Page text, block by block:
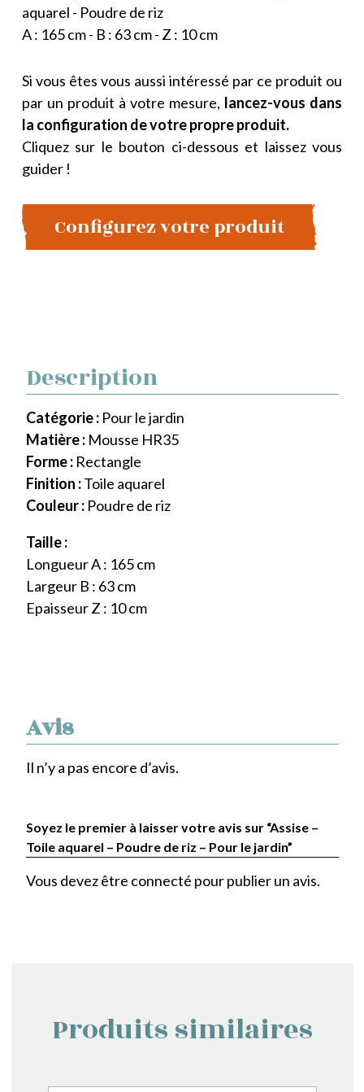
aquarel - Poudre de riz
A : 165 cm - B : 63 cm - Z : 10 cm
Si vous êtes vous aussi intéressé par ce produit ou
par un produit à votre mesure, lancez-vous dans
la configuration de votre propre produit.
Cliquez sur le bouton ci-dessous et laissez vous
guider !
Configurez votre produit
Avis
Il n’y a pas encore d’avis.
Soyez le premier à laisser votre avis sur “Assise –
Toile aquarel – Poudre de riz – Pour le jardin”
Vous devez être connecté pour publier un avis.
Description
Catégorie : Pour le jardin
Matière : Mousse HR35
Forme : Rectangle
Finition :Toile aquarel
Couleur : Poudre de riz
Taille :
Longueur A : 165 cm
Largeur B : 63 cm
Epaisseur Z : 10 cm
Produits similaires